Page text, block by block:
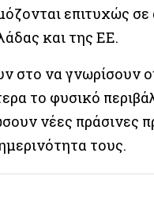
επιτυχώς σε
και της ΕΕ.
στο να γνωρίσουν
το φυσικό
νέες πράσινες
τους.